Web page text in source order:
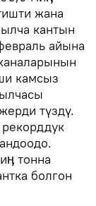
жана
кантын
айына
камсыз
түздү.
тонна
болгон